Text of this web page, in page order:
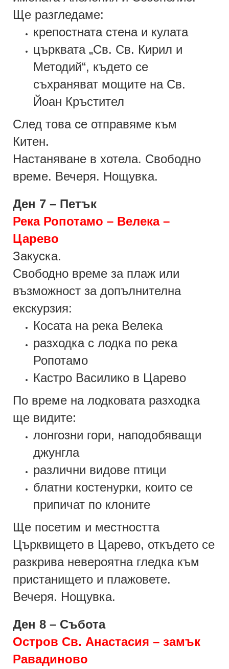
Ще разгледаме:
крепостната стена и кулата
църквата „Св. Св. Кирил и
Методий“, където се
съхраняват мощите на Св.
Йоан Кръстител
След това се отправяме към
Китен.
Настаняване в хотела. Свободно
време. Вечеря. Нощувка.
Ден 7 – Петък
Река Ропотамо – Велека –
Царево
Закуска.
Свободно време за плаж или
възможност за допълнителна
екскурзия:
Косата на река Велека
разходка с лодка по река
Ропотамо
Кастро Василико в Царево
По време на лодковата разходка
ще видите:
лонгозни гори, наподобяващи
джунгла
различни видове птици
блатни костенурки, които се
припичат по клоните
Ще посетим и местността
Църквището в Царево, откъдето се
разкрива невероятна гледка към
пристанището и плажовете.
Вечеря. Нощувка.
Ден 8 – Събота
Остров Св. Анастасия – замък
Равадиново